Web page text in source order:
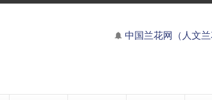
中国兰花网（人文兰